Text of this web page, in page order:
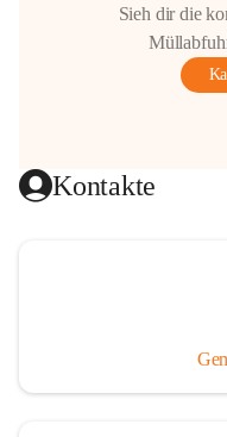
Sieh dir die
Kontakte